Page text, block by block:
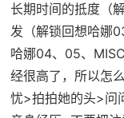
长期时间的抵度（
发（解锁回想哈娜
哈娜04、05、
经很高了，所以怎
忧>拍拍她的头>问